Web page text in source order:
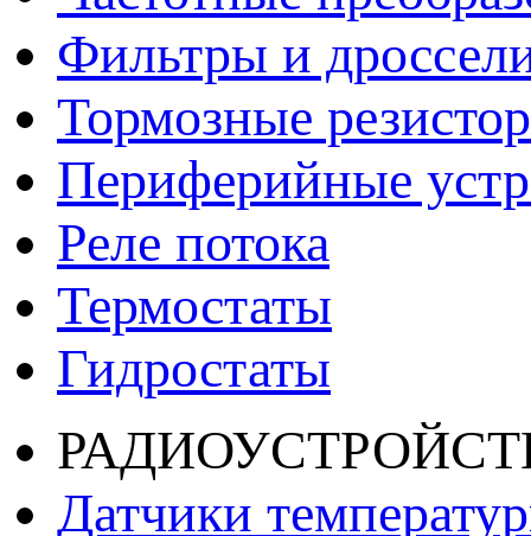
Фильтры и
Тормозные
Периферийные
Реле потока
Термостаты
Гидростаты
Датчики